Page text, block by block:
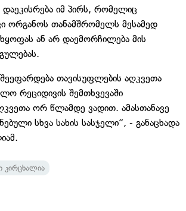
დაეკისრება იმ პირს, რომელიც
ორგანოს თანამშრომელს მესამედ
ან არ დაემორჩილება მის
თავისუფლების აღკვეთა
რეციდივის შემთხვევაში
ორ წლამდე ვადით. ამასთანავე
სხვა სახის სასჯელი“, - განაცხადა
კირცხალია